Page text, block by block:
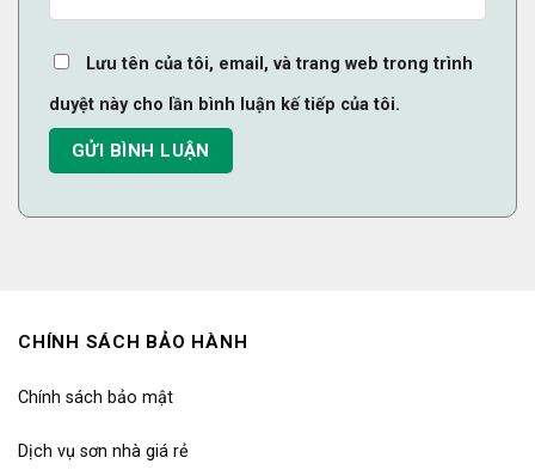
Lưu tên của tôi, email, và trang web trong trình
duyệt này cho lần bình luận kế tiếp của tôi.
CHÍNH SÁCH BẢO HÀNH
Chính sách bảo mật
Dịch vụ sơn nhà giá rẻ